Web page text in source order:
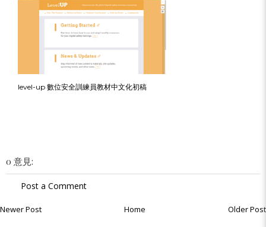
level-up 數位安全訓練員教材中文化初稿
0 意見:
Post a Comment
Newer Post Older Post
Home